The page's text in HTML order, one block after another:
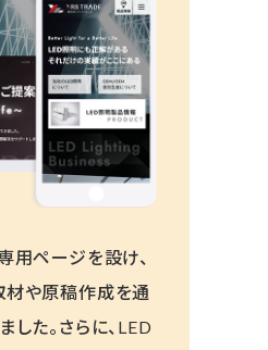
用ページを設け、
材や原稿作成を通
した。さらに、LED